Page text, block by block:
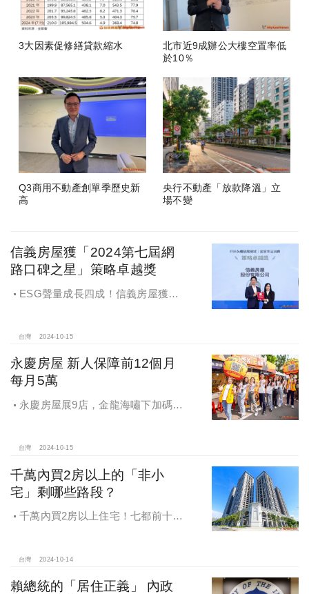
3大因素促修繕貸款縮水
北市近9成辦公大樓空置率低
於10％
Q3商用不動產創單季歷史新
高
央行不動產「放款降溫」立
場不變
信義房屋獲「2024第七屆網
路口碑之星」策略卓越獎
ESG聲量成長四成！信義房屋獲
台灣 2024-10-15
永慶房屋 新人保障前12個月
每月5萬
永慶房屋展9店，金龍海嘯下加碼員
福感，看得到更領得到！業務新人保
台灣 2024-10-15
千萬內買2房以上的「非小
宅」剩哪些路段？
千萬內買2房以上住宅！七都前十大
台灣 2024-10-14
賴總統的「居住正義」 內政